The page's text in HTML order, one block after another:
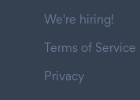
We're hiring!
Terms of Service
Privacy